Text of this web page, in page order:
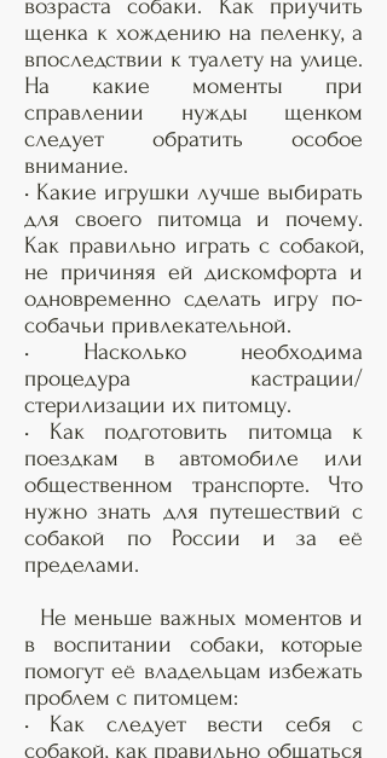
возраста собаки. Как приучить
щенка к хождению на пеленку, а
впоследствии к туалету на улице.
На какие моменты при
справлении нужды щенком
следует обратить особое
внимание.
• Какие игрушки лучше выбирать
для своего питомца и почему.
Как правильно играть с собакой,
не причиняя ей дискомфорта и
одновременно сделать игру по-
собачьи привлекательной.
• Насколько необходима
процедура кастрации/
стерилизации их питомцу.
• Как подготовить питомца к
поездкам в автомобиле или
общественном транспорте. Что
нужно знать для путешествий с
собакой по России и за её
пределами.
Не меньше важных моментов и
в воспитании собаки, которые
помогут её владельцам избежать
проблем с питомцем:
• Как следует вести себя с
собакой, как правильно общаться